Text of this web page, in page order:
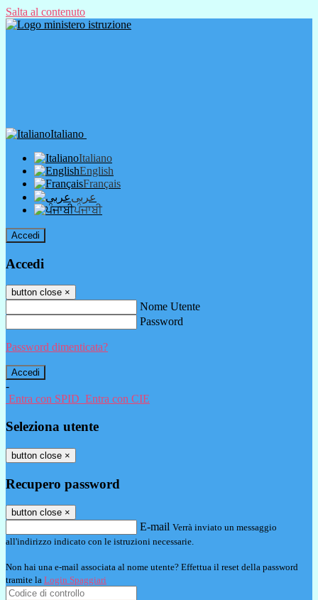
Salta al contenuto
Italiano
Italiano
English
Français
عربى
ਪੰਜਾਬੀ
Accedi
Accedi
button close ×
Nome Utente
Password
Password dimenticata?
-
Entra con SPID Entra con CIE
Seleziona utente
button close ×
Recupero password
button close ×
E-mail Verrà inviato un messaggio
all'indirizzo indicato con le istruzioni necessarie.
Non hai una e-mail associata al nome utente? Effettua il reset della password
tramite la Login Spaggiari